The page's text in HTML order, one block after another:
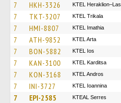
7 HKH-3326 KTEL Heraklion–Las.
7 TKT-3207 ΚΤΕL Τrikala
7 HMI-8807 KTEL Imathia
7 ATH-9852 KTEL Arta
7 BON-5882 KTEL Ios
7 KAN-3100 ΚΤΕL Karditsa
7 KON-3168 KTEL Andros
7 INI-3727 KTEL Ioannina
7 EPI-2585 KTEAL Serres